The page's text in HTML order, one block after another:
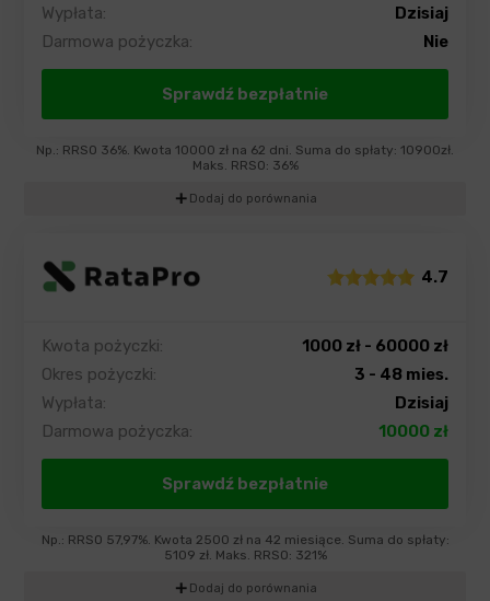
Wypłata:
Dzisiaj
Darmowa pożyczka:
Nie
Sprawdź bezpłatnie
Np.: RRSO 36%. Kwota 10000 zł na 62 dni. Suma do spłaty: 10900zł.
Maks. RRSO: 36%
add Dodaj do porównania
4.7
Kwota pożyczki:
1000 zł - 60000 zł
Okres pożyczki:
3 - 48 mies.
Wypłata:
Dzisiaj
Darmowa pożyczka:
10000 zł
Sprawdź bezpłatnie
Np.: RRSO 57,97%. Kwota 2500 zł na 42 miesiące. Suma do spłaty:
5109 zł. Maks. RRSO: 321%
add Dodaj do porównania